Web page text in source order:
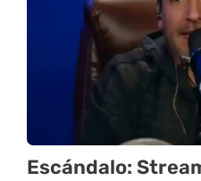
Escándalo: